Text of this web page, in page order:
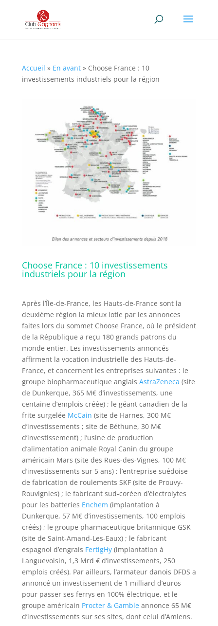
Accueil » En avant» Choose France : 10
investissements industriels pour la région
Choose France : 10 investissements
industriels pour la région
Après l’Île-de-France, les Hauts-de-France sont la
deuxième région la mieux lotie par les annonces
faites lors du sommet Choose France, où le président
de la République a reçu 180 grands patrons du
monde entier. Les investissements annoncés
affirment la vocation industrielle des Hauts-de-
France, et concernent les entreprises suivantes : le
groupe biopharmaceutique anglais AstraZeneca (site
de Dunkerque, 365 M€ d’investissements, une
centaine d’emplois créée) ; le géant canadien de la
frite surgelée McCain (site de Harnes, 300 M€
d’investissements ; site de Béthune, 30 M€
d’investissement) ; l’usine de production
d’alimentation animale Royal Canin du groupe
américain Mars (site des Rues-des-Vignes, 100 M€
d’investissements sur 5 ans) ; l’entreprise suédoise
de fabrication de roulements SKF (site de Prouvy-
Rouvignies) ; le fabricant sud-coréen d’électrolytes
pour les batteries Enchem (implantation à
Dunkerque, 57 M€ d’investissements, 100 emplois
créés) ; le groupe pharmaceutique britannique GSK
(site de Saint-Amand-Les-Eaux) ; le fabricant
espagnol d’engrais FertigHy(implantation à
Languevoisin, 1,3 Mrd € d’investissements, 250
emplois créés). Par ailleurs, l’armateur danois DFDS a
annoncé un investissement de 1 milliard d’euros
pour passer ses ferrys en 100% électrique, et le
groupe américain Procter & Gambleannonce 65 M€
d’investissements sur ses sites, dont celui d’Amiens.